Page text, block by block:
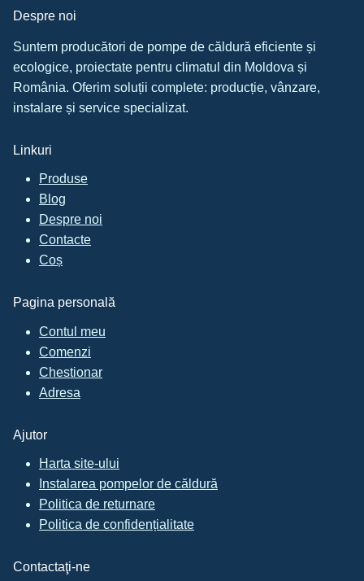
Despre noi
Suntem producători de pompe de căldură eficiente și
ecologice, proiectate pentru climatul din Moldova și
România. Oferim soluții complete: producție, vânzare,
instalare și service specializat.
Linkuri
Produse
Blog
Despre noi
Contacte
Coș
Pagina personală
Contul meu
Comenzi
Chestionar
Adresa
Ajutor
Harta site-ului
Instalarea pompelor de căldură
Politica de returnare
Politica de confidențialitate
Contactaţi-ne